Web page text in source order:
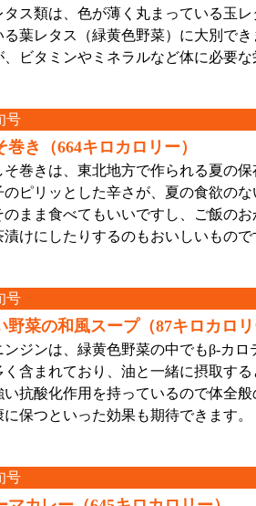
ス類は、色が薄く丸まっている玉
る葉レタス（緑黄色野菜）に大別で
、ビタミンやミネラルなど体に必要
号
巻き（664キロカロリー）
巻きは、東北地方で作られる夏の
のピリッとした辛さが、夏の食欲の
まま食べてもいいですし、ご飯の
漬けにしたりするのもおいしいもので
号
野菜の和風スープ（87キロカロ
ジンは、緑黄色野菜の中でもβ-カロ
く含まれており、油と一緒に摂取す
い抗酸化作用を持っているので体全
に保つといった効果も期待できます。
号